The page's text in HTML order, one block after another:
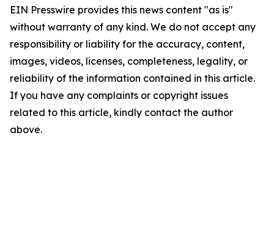
EIN Presswire provides this news content "as is"
without warranty of any kind. We do not accept any
responsibility or liability for the accuracy, content,
images, videos, licenses, completeness, legality, or
reliability of the information contained in this article.
If you have any complaints or copyright issues
related to this article, kindly contact the author
above.